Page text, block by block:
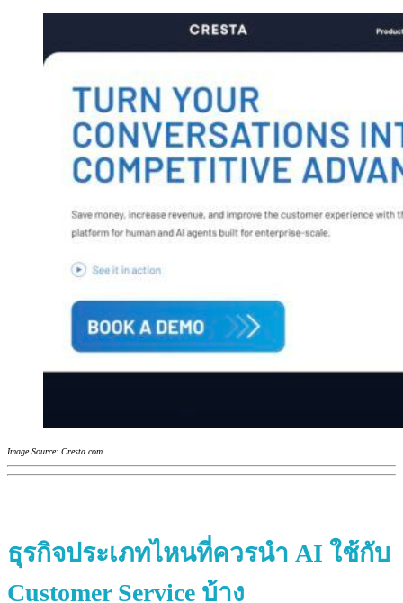
Image Source: Cresta.com
ธุรกิจประเภทไหนที่ควรนำ AI ใช้กับ
Customer Service บ้าง